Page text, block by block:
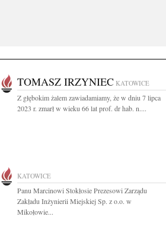
TOMASZ IRZYNIEC KATOWICE
Z głębokim żalem zawiadamiamy, że w dniu 7 lipca
2023 r. zmarł w wieku 66 lat prof. dr hab. n....
KATOWICE
Panu Marcinowi Stokłosie Prezesowi Zarządu
Zakładu Inżynierii Miejskiej Sp. z o.o. w
Mikołowie...